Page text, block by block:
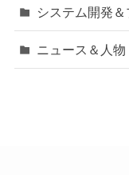
システム開発
ニュース＆人物